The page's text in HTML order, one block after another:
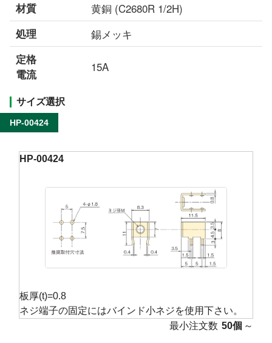
材質
黄銅 (C2680R 1/2H)
処理 錫メッキ
定格
電流
15A
サイズ選択
HP-00424
HP-00424
板厚(t)=0.8
ネジ端子の固定にはバインド小ネジを使用下さい。
最小注文数 50個 ～